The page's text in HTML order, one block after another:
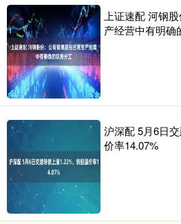
上证速配 河钢
产经营中有明确
沪深配 5月6日
价率14.07%